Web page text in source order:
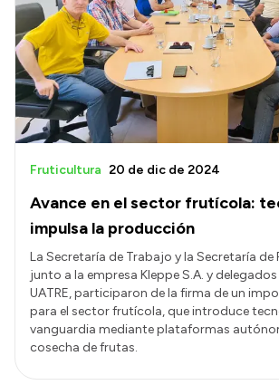
Avance en el sector frutícola:
impulsa la producción
Fruticultura 20 de dic de 2024
La Secretaría de Trabajo y la Secretaría
junto a la empresa Kleppe S.A. y
UATRE, participaron de la firma de un
para el sector frutícola, que introduce
vanguardia mediante plataformas
cosecha de frutas.